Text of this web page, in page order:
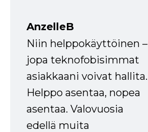
AnzelleB
Niin helppokäyttöinen –
jopa teknofobisimmat
asiakkaani voivat hallita.
Helppo asentaa, nopea
asentaa. Valovuosia
edellä muita